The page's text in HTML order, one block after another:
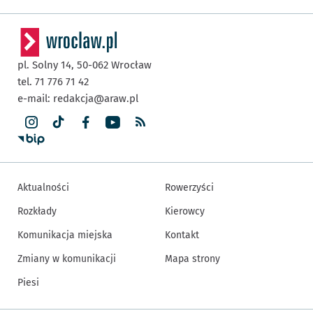
pl. Solny 14, 50-062 Wrocław
tel. 71 776 71 42
e-mail: redakcja@araw.pl
Aktualności
Rozkłady
Komunikacja miejska
Zmiany w komunikacji
Piesi
Rowerzyści
Kierowcy
Kontakt
Mapa strony